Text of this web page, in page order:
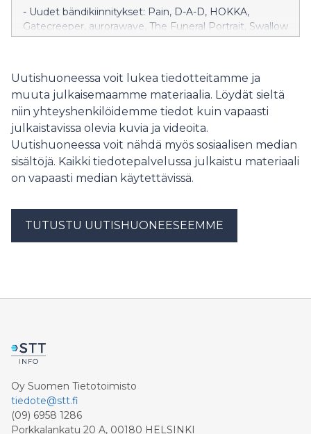
- Uudet bändikiinnitykset: Pain, D-A-D, HOKKA,
Gatecreeper, aurorawave, The Funeral Portrait, Swallow
The Sun, Sara, Survivors Zero, Kallomäki, Kajos, Rukous
Uutishuoneessa voit lukea tiedotteitamme ja
muuta julkaisemaamme materiaalia. Löydät sieltä
niin yhteyshenkilöidemme tiedot kuin vapaasti
julkaistavissa olevia kuvia ja videoita.
Uutishuoneessa voit nähdä myös sosiaalisen median
sisältöjä. Kaikki tiedotepalvelussa julkaistu materiaali
on vapaasti median käytettävissä.
TUTUSTU UUTISHUONEESEEMME
Oy Suomen Tietotoimisto
tiedote@stt.fi
(09) 6958 1286
Porkkalankatu 20 A, 00180 HELSINKI